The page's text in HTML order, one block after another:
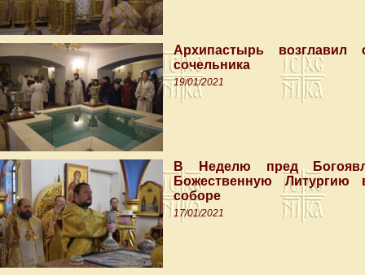
Архипастырь возглавил
сочельника
19/01/2021
В Неделю пред
Божественную Литургию
соборе
17/01/2021